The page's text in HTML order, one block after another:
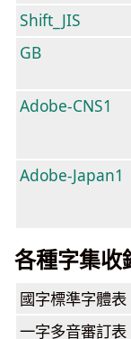
Shift_JIS
GB
Adobe-CNS1
Adobe-Japan1
各種字集收
國字標準字體表
一字多音審訂表